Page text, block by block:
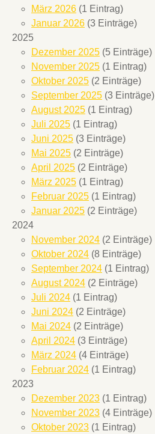
März 2026 (1 Eintrag)
Januar 2026 (3 Einträge)
2025
Dezember 2025 (5 Einträge)
November 2025 (1 Eintrag)
Oktober 2025 (2 Einträge)
September 2025 (3 Einträge)
August 2025 (1 Eintrag)
Juli 2025 (1 Eintrag)
Juni 2025 (3 Einträge)
Mai 2025 (2 Einträge)
April 2025 (2 Einträge)
März 2025 (1 Eintrag)
Februar 2025 (1 Eintrag)
Januar 2025 (2 Einträge)
2024
November 2024 (2 Einträge)
Oktober 2024 (8 Einträge)
September 2024 (1 Eintrag)
August 2024 (2 Einträge)
Juli 2024 (1 Eintrag)
Juni 2024 (2 Einträge)
Mai 2024 (2 Einträge)
April 2024 (3 Einträge)
März 2024 (4 Einträge)
Februar 2024 (1 Eintrag)
2023
Dezember 2023 (1 Eintrag)
November 2023 (4 Einträge)
Oktober 2023 (1 Eintrag)